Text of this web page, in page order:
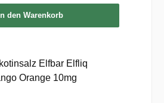
In den Warenkorb